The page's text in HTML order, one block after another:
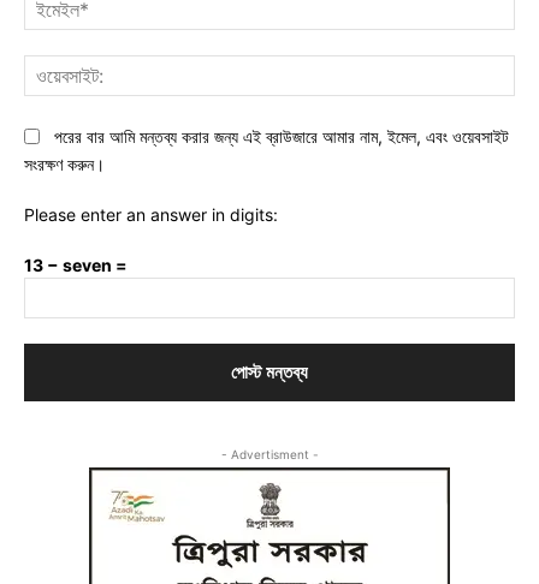
পরের বার আমি মন্তব্য করার জন্য এই ব্রাউজারে আমার নাম, ইমেল, এবং ওয়েবসাইট
সংরক্ষণ করুন।
Please enter an answer in digits:
13 − seven =
- Advertisment -